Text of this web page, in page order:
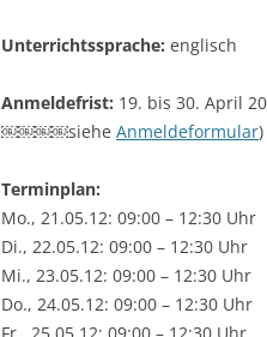
Unterrichtssprache: englisch
Anmeldefrist: 19. bis 30. April
￼￼￼￼siehe Anmeldeformular)
Terminplan:
Mo., 21.05.12: 09:00 – 12:30 Uhr
Di., 22.05.12: 09:00 – 12:30 Uhr
Mi., 23.05.12: 09:00 – 12:30 Uhr
Do., 24.05.12: 09:00 – 12:30 Uhr